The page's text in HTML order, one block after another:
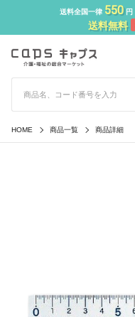
送料全国一律 550円
送料無料
HOME 商品一覧 商品詳細